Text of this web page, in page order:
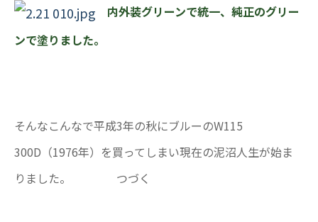
内外装グリーンで統一、純正のグリー
ンで塗りました。
そんなこんなで平成3年の秋にブルーのW115
300D（1976年）を買ってしまい現在の泥沼人生が始ま
りました。 つづく